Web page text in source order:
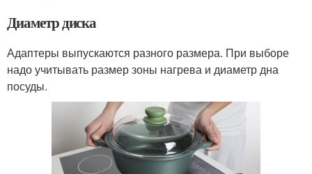
Диаметр диска
Адаптеры выпускаются разного размера. При выборе
надо учитывать размер зоны нагрева и диаметр дна
посуды.